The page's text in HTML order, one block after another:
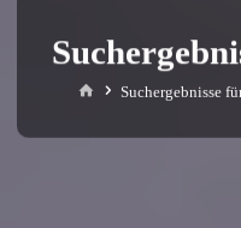
StartSuchergebnisse